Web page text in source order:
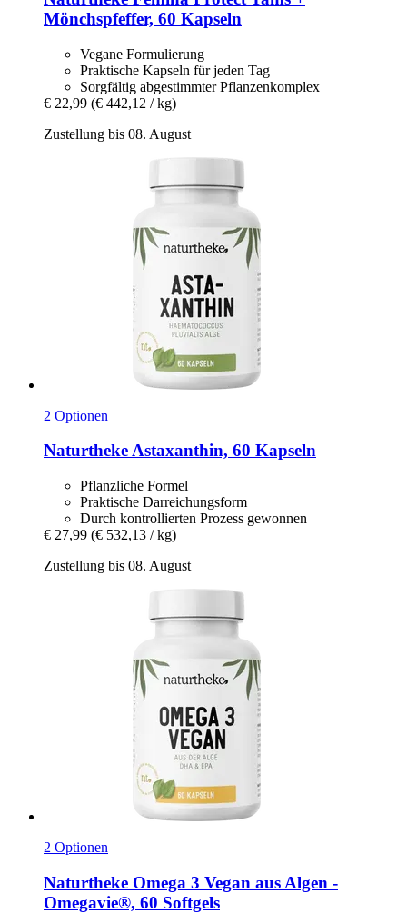
Mönchspfeffer, 60 Kapseln
Vegane Formulierung
Praktische Kapseln für jeden Tag
Sorgfältig abgestimmter Pflanzenkomplex
€ 22,99 (€ 442,12 / kg)
Zustellung bis 08. August
2 Optionen
NaturthekeAstaxanthin, 60 Kapseln
Pflanzliche Formel
Praktische Darreichungsform
Durch kontrollierten Prozess gewonnen
€ 27,99 (€ 532,13 / kg)
Zustellung bis 08. August
2 Optionen
Naturtheke Omega 3 Vegan aus Algen -​
Omegavie®, 60 Softgels